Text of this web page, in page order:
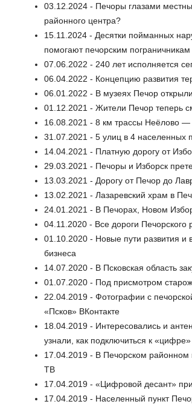
03.12.2024 - Печоры глазами
районного центра?
15.11.2024 - Десятки пойманных
помогают печорским пограничникам
07.06.2022 - 240 лет исполняется
06.04.2022 - Концепцию развития
06.01.2022 - В музеях Печор
01.12.2021 - Жители Печор теперь
16.08.2021 - 8 км трассы Неёлово
31.07.2021 - 5 улиц в 4 населенных
14.04.2021 - Платную дорогу от
29.03.2021 - Печоры и Изборск
13.03.2021 - Дорогу от Печор до
13.02.2021 - Лазаревский храм в
24.01.2021 - В Печорах, Новом
04.11.2020 - Все дороги
01.10.2020 - Новые пути развития и
бизнеса
14.07.2020 - В Псковская область
01.07.2020 - Под присмотром
22.04.2019 - Фотографии с
«Псков» ВКонтакте
18.04.2019 - Интересовались и
узнали, как подключиться к «цифре»
17.04.2019 - В Печорском районном
ТВ
17.04.2019 - «Цифровой десант»
17.04.2019 - Населенный пункт